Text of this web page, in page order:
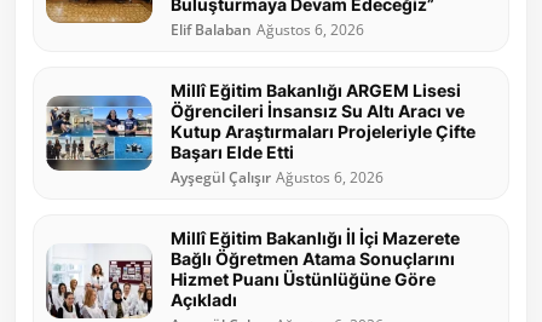
Buluşturmaya Devam Edeceğiz”
Elif Balaban Ağustos 6, 2026
Millî Eğitim Bakanlığı ARGEM Lisesi
Öğrencileri İnsansız Su Altı Aracı ve
Kutup Araştırmaları Projeleriyle Çifte
Başarı Elde Etti
Ayşegül Çalışır Ağustos 6, 2026
Millî Eğitim Bakanlığı İl İçi Mazerete
Bağlı Öğretmen Atama Sonuçlarını
Hizmet Puanı Üstünlüğüne Göre
Açıkladı